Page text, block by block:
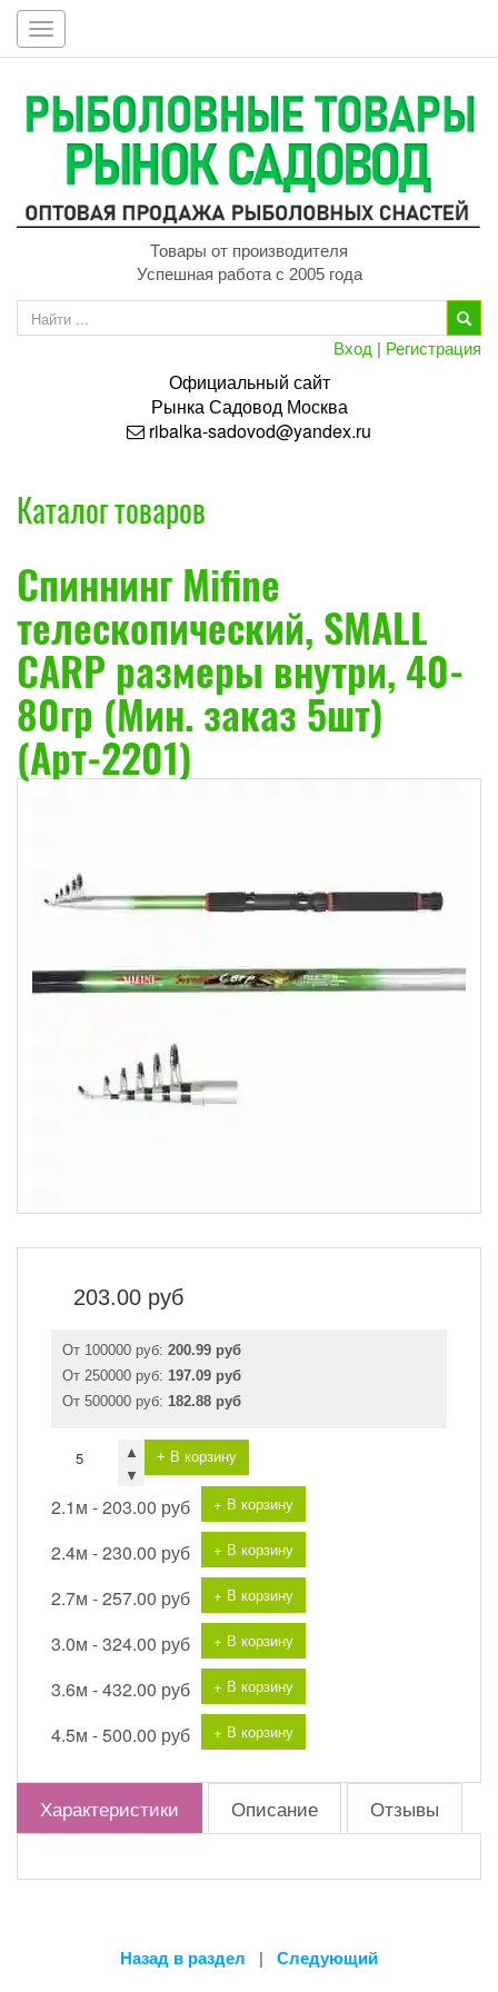
Toggle
navigation
Товары от производителя
Успешная работа с 2005 года
Вход | Регистрация
Официальный сайт
РынкаСадовод Москва
ribalka-sadovod@yandex.ru
Каталог товаров
Спиннинг Mifine
телескопический, SMALL
CARP размеры внутри, 40-
80гр (Мин. заказ 5шт)
(Арт-2201)
203.00 руб
От 100000 руб: 200.99 руб
От 250000 руб: 197.09 руб
От 500000 руб: 182.88 руб
▲
▼
+ В корзину
2.1м -203.00 руб + В корзину
2.4м -230.00 руб + В корзину
2.7м -257.00 руб + В корзину
3.0м -324.00 руб + В корзину
3.6м -432.00 руб + В корзину
4.5м -500.00 руб + В корзину
Характеристики Описание Отзывы
Назад в раздел | Следующий